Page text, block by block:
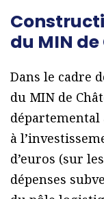
du MIN
Dans le cadre
du MIN de
départemental
à
d’euros (sur
dépenses